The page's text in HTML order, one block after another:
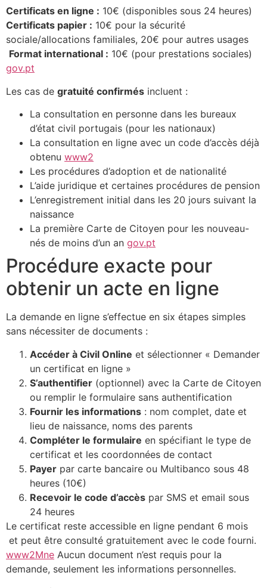
Certificats en ligne : 10€ (disponibles sous 24 heures)
Certificats papier : 10€ pour la sécurité
sociale/allocations familiales, 20€ pour autres usages
Format international : 10€ (pour prestations sociales)
gov.pt
Les cas de gratuité confirmés incluent :
La consultation en personne dans les bureaux
d’état civil portugais (pour les nationaux)
La consultation en ligne avec un code d’accès déjà
obtenu www2
Les procédures d’adoption et de nationalité
L’aide juridique et certaines procédures de pension
L’enregistrement initial dans les 20 jours suivant la
naissance
La première Carte de Citoyen pour les nouveau-
nés de moins d’un an gov.pt
Procédure exacte pour
obtenir un acte en ligne
La demande en ligne s’effectue en six étapes simples
sans nécessiter de documents :
Accéder à Civil Online et sélectionner « Demander
un certificat en ligne »
S’authentifier (optionnel) avec la Carte de Citoyen
ou remplir le formulaire sans authentification
Fournir les informations : nom complet, date et
lieu de naissance, noms des parents
Compléter le formulaire en spécifiant le type de
certificat et les coordonnées de contact
Payer par carte bancaire ou Multibanco sous 48
heures (10€)
Recevoir le code d’accès par SMS et email sous
24 heures
Le certificat reste accessible en ligne pendant 6 mois
et peut être consulté gratuitement avec le code fourni.
www2Mne Aucun document n’est requis pour la
demande, seulement les informations personnelles.